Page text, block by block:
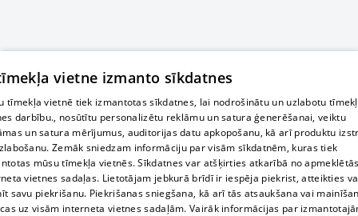
vietne izmanto sīkdatnes
tīmekļa vietnē tiek izmantotas sīkdatnes, lai nodrošinātu un uzlabotu
darbību., nosūtītu personalizētu reklāmu un satura ģenerēšanai, veiktu
un satura mērījumus, auditorijas datu apkopošanu, kā arī produktu
Zemāk sniedzam informāciju par visām sīkdatnēm, kuras tiek
mūsu tīmekļa vietnēs. Sīkdatnes var atšķirties atkarībā no
vietnes sadaļas. Lietotājam jebkurā brīdī ir iespēja piekrist, atteikties
savu piekrišanu. Piekrišanas sniegšana, kā arī tās atsaukšana vai
uz visām interneta vietnes sadaļām. Vairāk informācijas par